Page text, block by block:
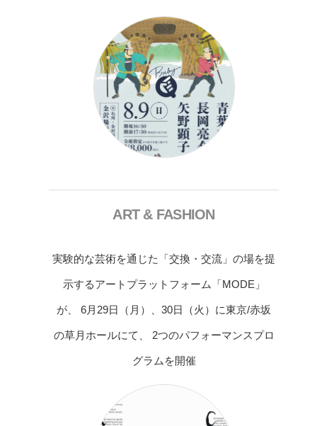
ART & FASHION
実験的な芸術を通じた「交換・交流」の場を提
示するアートプラットフォーム「MODE」
が、 6月29日（月）、30日（火）に東京/赤坂
の草月ホールにて、 2つのパフォーマンスプロ
グラムを開催